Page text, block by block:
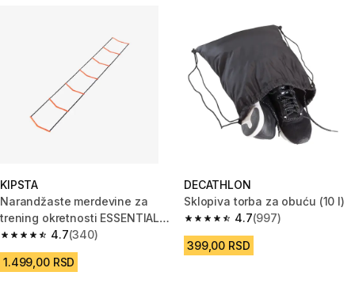
KIPSTA
Narandžaste merdevine za
trening okretnosti ESSENTIAL
(3,20 m) 4.7
4.7 od 5 zvezdica from 340 Recenzije
(340)
1.499,00 RSD
DECATHLON
Sklopiva torba za obuću (10 l)
4.7
4.7 od 5 zvezdica from 997
(997)
399,00 RSD